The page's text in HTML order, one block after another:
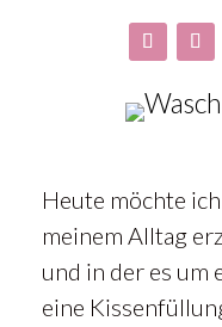
Heute möchte
meinem Alltag
und in der es um
eine